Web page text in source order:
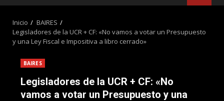
Inicio
BAIRES
Legisladores de la UCR + CF: «No vamos a votar un Presupuesto
y una Ley Fiscal e Impositiva a libro cerrado»
BAIRES
Legisladores de la UCR + CF: «No
vamos a votar un Presupuesto y una